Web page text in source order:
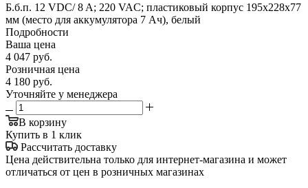
Б.б.п. 12 VDC/ 8 A; 220 VAC; пластиковый корпус 195х228х77
мм (место для аккумулятора 7 Ач), белый
Подробности
Ваша цена
4 047 руб.
Розничная цена
4 180 руб.
Уточняйте у менеджера
В корзину
Купить в 1 клик
Рассчитать доставку
Цена действительна только для интернет-магазина и может
отличаться от цен в розничных магазинах